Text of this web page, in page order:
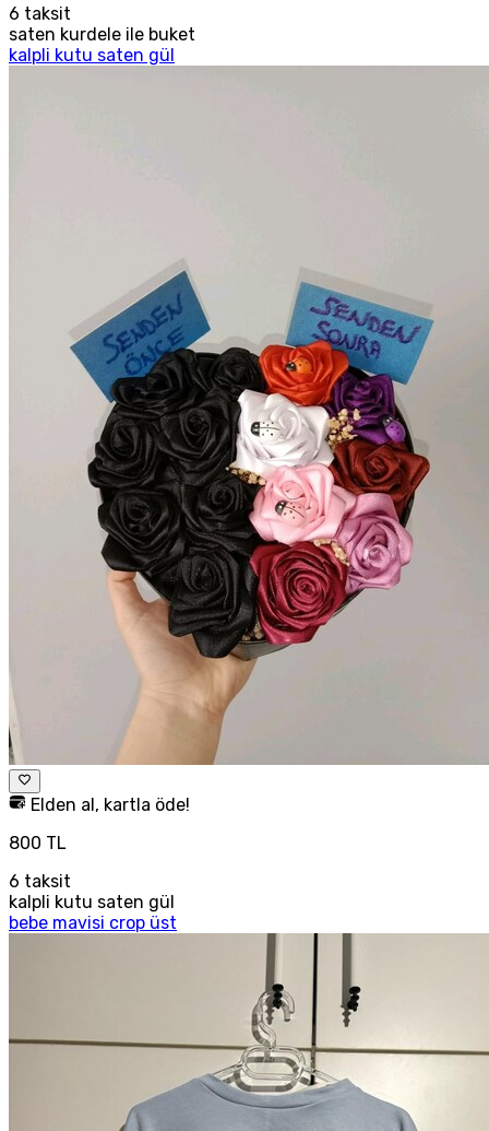
6 taksit
saten kurdele ile buket
kalpli kutu saten gül
Elden al, kartla öde!
800 TL
6 taksit
kalpli kutu saten gül
bebe mavisi crop üst